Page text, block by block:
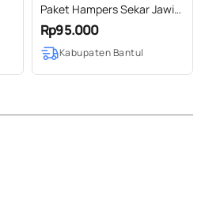
Paket Hampers Sekar Jawi
04
Rp95.000
Kabupaten Bantul